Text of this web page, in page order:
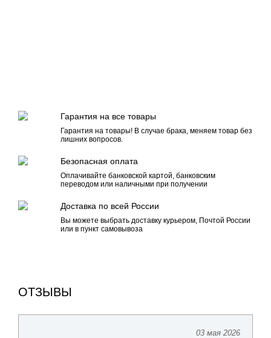
Гарантия на все товары
Гарантия на товары! В случае брака, меняем товар без
лишних вопросов.
Безопасная оплата
Оплачивайте банковской картой, банковским
переводом или наличными при получении
Доставка по всей России
Вы можете выбрать доставку курьером, Почтой России
или в пункт самовывоза
ОТЗЫВЫ
24 апреля 2026